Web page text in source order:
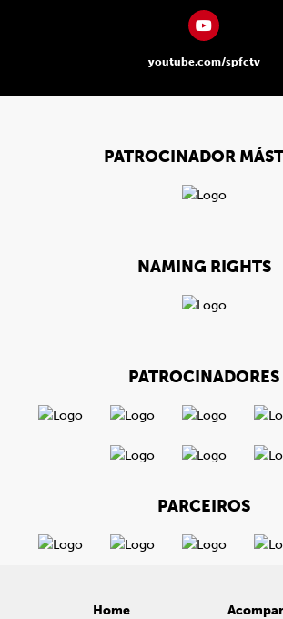
youtube.com/spfctv
PATROCINADOR
NAMING RIGHTS
PATROCINADORES
PARCEIROS
Home